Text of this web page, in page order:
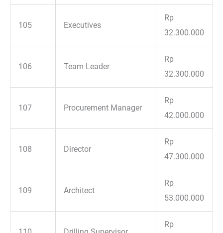
105 Executives
Rp
32.300.000
106 Team Leader
Rp
32.300.000
107 Procurement Manager
Rp
42.000.000
108 Director
Rp
47.300.000
109 Architect
Rp
53.000.000
Rp